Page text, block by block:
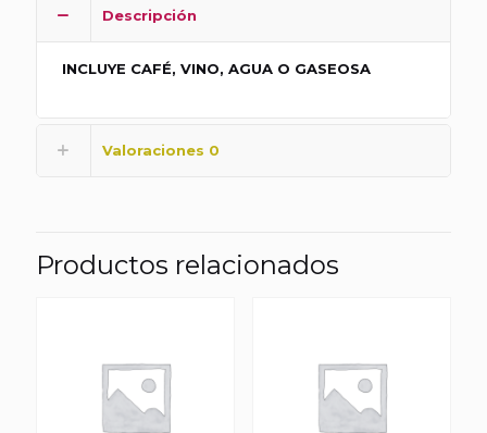
Descripción
INCLUYE CAFÉ, VINO, AGUA O GASEOSA
Valoraciones 0
Productos relacionados